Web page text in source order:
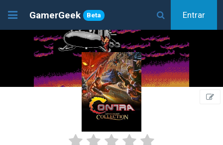
GamerGeek Beta Entrar